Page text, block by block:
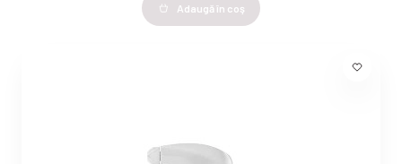
Adaugă în coş